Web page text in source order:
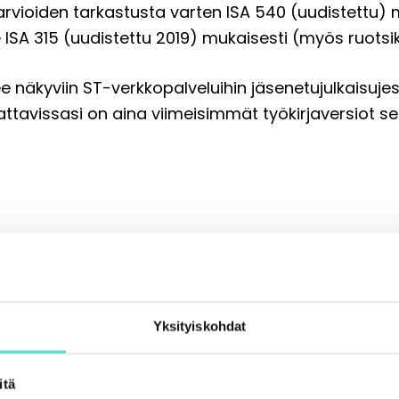
Yksityiskohdat
tarkastusta varten ISA 540 (uudistettu)
315 (uudistettu 2019) mukaisesti (myös
näkyviin ST-verkkopalveluihin
on aina viimeisimmät työkirjaversiot